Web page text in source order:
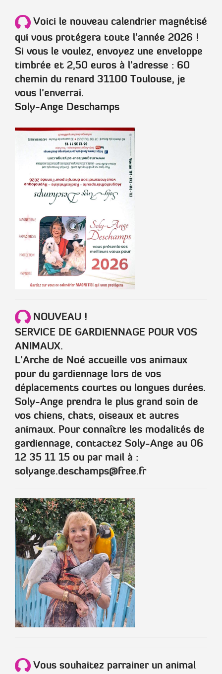
Voici le nouveau calendrier magnétisé
qui vous protégera toute l'année 2026 !
Si vous le voulez, envoyez une enveloppe
timbrée et 2,50 euros à l'adresse : 60
chemin du renard 31100 Toulouse, je
vous l'enverrai.
Soly-Ange Deschamps
NOUVEAU !
SERVICE DE GARDIENNAGE POUR VOS
ANIMAUX.
L’Arche de Noé accueille vos animaux
pour du gardiennage lors de vos
déplacements courtes ou longues durées.
Soly-Ange prendra le plus grand soin de
vos chiens, chats, oiseaux et autres
animaux. Pour connaître les modalités de
gardiennage, contactez Soly-Ange au 06
12 35 11 15 ou par mail à :
solyange.deschamps@free.fr
Vous souhaitez parrainer un animal